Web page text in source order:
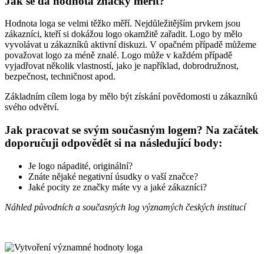
Hodnota loga se velmi těžko měří. Nejdůležitějším prvkem jsou
zákazníci, kteří si dokážou logo okamžitě zařadit. Logo by mělo
vyvolávat u zákazníků aktivní diskuzi. V opačném případě můžeme
považovat logo za méně znalé. Logo může v každém případě
vyjadřovat několik vlastností, jako je například, dobrodružnost,
bezpečnost, techničnost apod.
Základním cílem loga by mělo být získání povědomosti u zákazníků
svého odvětví.
Jak pracovat se svým současným logem? Na začátek
doporučuji odpovědět si na následující body:
Je logo nápadité, originální?
Znáte nějaké negativní úsudky o vaší značce?
Jaké pocity ze značky máte vy a jaké zákazníci?
Náhled původních a současných log významých českých institucí